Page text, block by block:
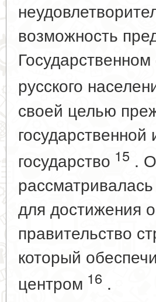
возможность
русского
своей целью
государство 15 .
для достижения
правительство
который
центром 16 .